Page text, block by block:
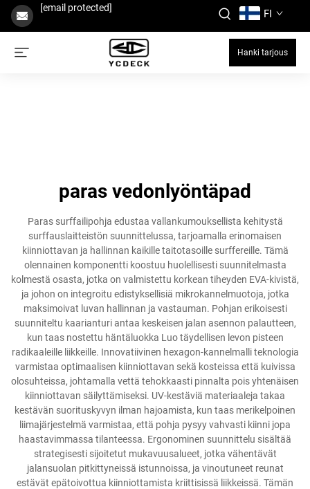
[email protected] FI
Hanki tarjous
paras vedonlyöntäpad
Paras surffailipohja edustaa vallankumouksellista kehitystä
surffauslaitteistön suunnittelussa, tarjoamalla erinomaisen
kiinniottavan ja hallinnan kaikille taitotasoille surffereille. Tämä
olennainen komponentti koostuu huolellisesti suunnitelmasta
kolmestä osasta, jotka on valmistettu korkean tiheyden EVA-kivistä,
ja johon on integroitu edistyksellisiä mikrokannelmuotoja, jotka
maksimoivat luvan hallinnan ja vastauman. Pohjan erikoisesti
suunniteltu kaarianturi antaa keskeisen jalan asennon palautteen,
kun taas nostettu häntäluokka Luo täydellisen levon pisteen
radikaaleille liikkeille. Innovatiivinen hexagon-kannelmalli teknologia
varmistaa optimaalisen kiinniottavan sekä kosteissa että kuivissa
olosuhteissa, johtamalla vettä tehokkaasti pinnalta pois yhtenäisen
kiinniottavan säilyttämiseksi. UV-kestäviä materiaaleja takaa
kestävän suorituskyvyn ilman hajoamista, kun taas merikelpoinen
liimajärjestelmä varmistaa, että pohja pysyy vahvasti kiinni jopa
haastavimmassa tilanteessa. Ergonominen suunnittelu sisältää
strategisesti sijoitetut mukavuusalueet, jotka vähentävät
jalansuolan pitkittyneissä istunnoissa, ja vinoutuneet reunat
estävät epätoivottua kiinniottamista kriittisissä liikkeissä. Tämän